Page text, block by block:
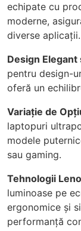
echipate cu
moderne,
diverse aplicații.
Design
pentru design-
oferă un
Variație de
laptopuri
modele
sau gaming.
Tehnologii
luminoase pe
ergonomice și
performanță